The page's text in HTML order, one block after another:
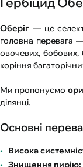
Оберіг — це
головна перевага
овочевих,
коріння
Ми пропонуємо
ділянці.
Основні
Висока
Знищення пирію: